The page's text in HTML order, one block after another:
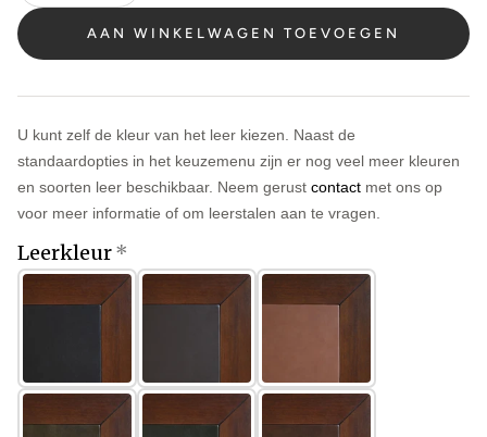
AAN WINKELWAGEN TOEVOEGEN
U kunt zelf de kleur van het leer kiezen. Naast de
standaardopties in het keuzemenu zijn er nog veel meer kleuren
en soorten leer beschikbaar. Neem gerust contact met ons op
voor meer informatie of om leerstalen aan te vragen.
Leerkleur